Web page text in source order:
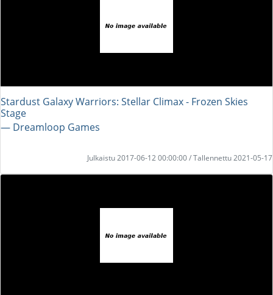
Stardust Galaxy Warriors: Stellar Climax - Frozen Skies
Stage
― Dreamloop Games
Julkaistu 2017-06-12 00:00:00 / Tallennettu 2021-05-17